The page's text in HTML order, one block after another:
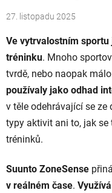
27. listopadu 2025
Ve vytrvalostním
tréninku. Mnoho
tvrdě, nebo naopak
používaly jako odhad
v těle odehrávající se ze
typy aktivit ani to, jak se
tréninků.
Suunto ZoneSense
v reálném čase. Využívá